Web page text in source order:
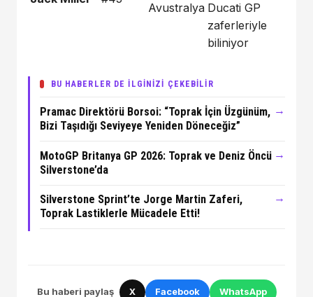
Avustralya Ducati GP
zaferleriyle
biliniyor
BU HABERLER DE İLGİNİZİ ÇEKEBİLİR
Pramac Direktörü Borsoi: “Toprak İçin Üzgünüm,
Bizi Taşıdığı Seviyeye Yeniden Döneceğiz”
→
MotoGP Britanya GP 2026: Toprak ve Deniz Öncü
Silverstone’da
→
Silverstone Sprint’te Jorge Martin Zaferi,
Toprak Lastiklerle Mücadele Etti!
→
Bu haberi paylaş X Facebook WhatsApp